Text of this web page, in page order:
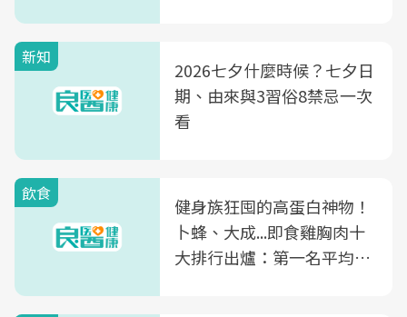
新知
2026七夕什麼時候？七夕日
期、由來與3習俗8禁忌一次
看
飲食
健身族狂囤的高蛋白神物！
卜蜂、大成...即食雞胸肉十
大排行出爐：第一名平均一